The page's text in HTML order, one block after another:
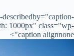
1000px" class="wp-
caption alignnone">